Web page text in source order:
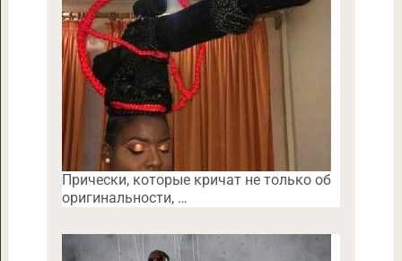
Прически, которые кричат не только об
оригинальности, …